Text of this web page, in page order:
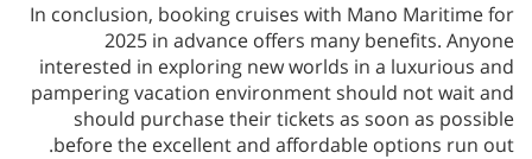
In conclusion, booking cruises with Mano Maritime for
2025 in advance offers many benefits. Anyone
interested in exploring new worlds in a luxurious and
pampering vacation environment should not wait and
should purchase their tickets as soon as possible
before the excellent and affordable options run out.